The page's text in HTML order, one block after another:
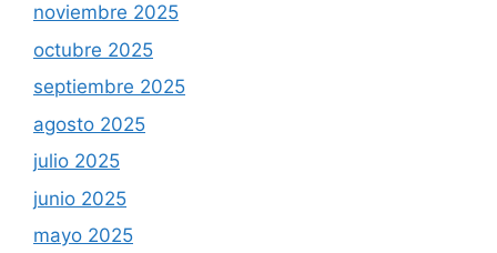
noviembre 2025
octubre 2025
septiembre 2025
agosto 2025
julio 2025
junio 2025
mayo 2025